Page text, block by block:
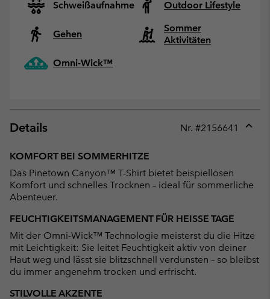
Schweißaufnahme Outdoor Lifestyle
Gehen
Sommer
Aktivitäten
Omni-Wick™
Details Nr. #2156641
KOMFORT BEI SOMMERHITZE
Das Pinetown Canyon™ T-Shirt bietet beispiellosen
Komfort und schnelles Trocknen – ideal für sommerliche
Abenteuer.
FEUCHTIGKEITSMANAGEMENT FÜR HEISSE TAGE
Mit der Omni-Wick™ Technologie meisterst du die Hitze
mit Leichtigkeit: Sie leitet Feuchtigkeit aktiv von deiner
Haut weg und lässt sie blitzschnell verdunsten – so bleibst
du immer angenehm trocken und erfrischt.
STILVOLLE AKZENTE